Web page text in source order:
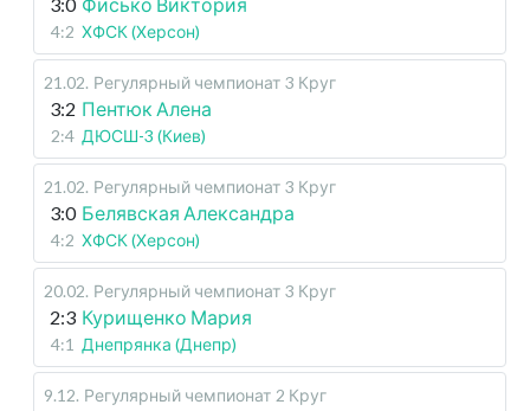
4:2 ХФСК (Херсон)
21.02. Регулярный чемпионат 3 Круг
3:2 Пентюк Алена
2:4 ДЮСШ-3 (Киев)
21.02. Регулярный чемпионат 3 Круг
3:0 Белявская Александра
4:2 ХФСК (Херсон)
20.02. Регулярный чемпионат 3 Круг
2:3 Курищенко Мария
4:1 Днепрянка (Днепр)
9.12. Регулярный чемпионат 2 Круг